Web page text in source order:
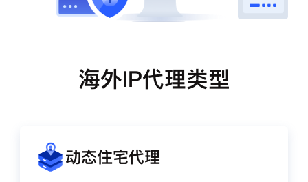
海外IP代理类型
动态住宅代理